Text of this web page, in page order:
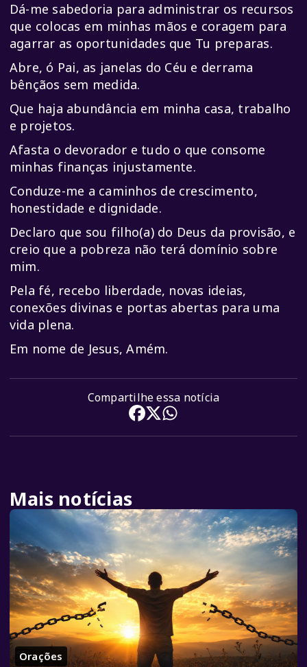
Dá-me sabedoria para administrar os recursos
que colocas em minhas mãos e coragem para
agarrar as oportunidades que Tu preparas.
Abre, ó Pai, as janelas do Céu e derrama
bênçãos sem medida.
Que haja abundância em minha casa, trabalho
e projetos.
Afasta o devorador e tudo o que consome
minhas finanças injustamente.
Conduze-me a caminhos de crescimento,
honestidade e dignidade.
Declaro que sou filho(a) do Deus da provisão, e
creio que a pobreza não terá domínio sobre
mim.
Pela fé, recebo liberdade, novas ideias,
conexões divinas e portas abertas para uma
vida plena.
Em nome de Jesus, Amém.
Compartilhe essa notícia
Mais notícias
Orações